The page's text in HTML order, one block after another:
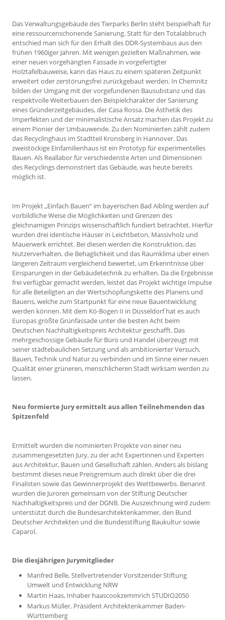
Das Verwaltungsgebäude des Tierparks Berlin steht beispielhaft für
eine ressourcenschonende Sanierung. Statt für den Totalabbruch
entschied man sich für den Erhalt des DDR-Systembaus aus den
frühen 1960iger Jahren. Mit wenigen gezielten Maßnahmen, wie
einer neuen vorgehängten Fassade in vorgefertigter
Holztafelbauweise, kann das Haus zu einem späteren Zeitpunkt
erweitert oder zerstörungsfrei zurückgebaut werden. In Chemnitz
bilden der Umgang mit der vorgefundenen Bausubstanz und das
respektvolle Weiterbauen den Beispielcharakter der Sanierung
eines Gründerzeitgebäudes, der Casa Rossa. Die Ästhetik des
Imperfekten und der minimalistische Ansatz machen das Projekt zu
einem Pionier der Umbauwende. Zu den Nominierten zählt zudem
das Recyclinghaus im Stadtteil Kronsberg in Hannover. Das
zweistöckige Einfamilienhaus ist ein Prototyp für experimentelles
Bauen. Als Reallabor für verschiedenste Arten und Dimensionen
des Recyclings demonstriert das Gebäude, was heute bereits
möglich ist.
Im Projekt „Einfach Bauen“ im bayerischen Bad Aibling werden auf
vorbildliche Weise die Möglichkeiten und Grenzen des
gleichnamigen Prinzips wissenschaftlich fundiert betrachtet. Hierfür
wurden drei identische Häuser in Leichtbeton, Massivholz und
Mauerwerk errichtet. Bei diesen werden die Konstruktion, das
Nutzerverhalten, die Behaglichkeit und das Raumklima über einen
längeren Zeitraum vergleichend bewertet, um Erkenntnisse über
Einsparungen in der Gebäudetechnik zu erhalten. Da die Ergebnisse
frei verfügbar gemacht werden, leistet das Projekt wichtige Impulse
für alle Beteiligten an der Wertschöpfungskette des Planens und
Bauens, welche zum Startpunkt für eine neue Bauentwicklung
werden können. Mit dem Kö-Bogen II in Düsseldorf hat es auch
Europas größte Grünfassade unter die besten Acht beim
Deutschen Nachhaltigkeitspreis Architektur geschafft. Das
mehrgeschossige Gebäude für Büro und Handel überzeugt mit
seiner städtebaulichen Setzung und als ambitionierter Versuch,
Bauen, Technik und Natur zu verbinden und im Sinne einer neuen
Qualität einer grüneren, menschlicheren Stadt wirksam werden zu
lassen.
Neu formierte Jury ermittelt aus allen Teilnehmenden das
Spitzenfeld
Ermittelt wurden die nominierten Projekte von einer neu
zusammengesetzten Jury, zu der acht Expertinnen und Experten
aus Architektur, Bauen und Gesellschaft zählen. Anders als bislang
bestimmt dieses neue Preisgremium auch direkt über die drei
Finalisten sowie das Gewinnerprojekt des Wettbewerbs. Benannt
wurden die Juroren gemeinsam von der Stiftung Deutscher
Nachhaltigkeitspreis und der DGNB. Die Auszeichnung wird zudem
unterstützt durch die Bundesarchitektenkammer, den Bund
Deutscher Architekten und die Bundesstiftung Baukultur sowie
Caparol.
Die diesjährigen Jurymitglieder
Manfred Belle, Stellvertretender Vorsitzender Stiftung
Umwelt und Entwicklung NRW
Martin Haas, Inhaber haascookzemmrich STUDIO2050
Markus Müller, Präsident Architektenkammer Baden-
Württemberg